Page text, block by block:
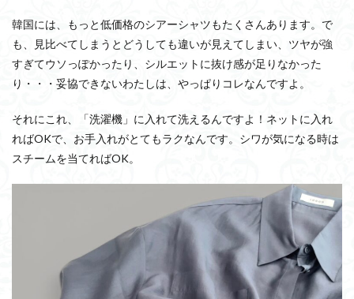
韓国には、もっと低価格のシアーシャツもたくさんあります。で
も、見比べてしまうとどうしても違いが見えてしまい、ツヤが強
すぎてウソっぽかったり、シルエットに抜け感が足りなかった
り・・・妥協できないわたしは、やっぱりコレなんですよ。
それにこれ、「洗濯機」に入れて洗えるんですよ！ネットに入れ
ればOKで、お手入れがとてもラクなんです。シワが気になる時は
スチームを当てればOK。